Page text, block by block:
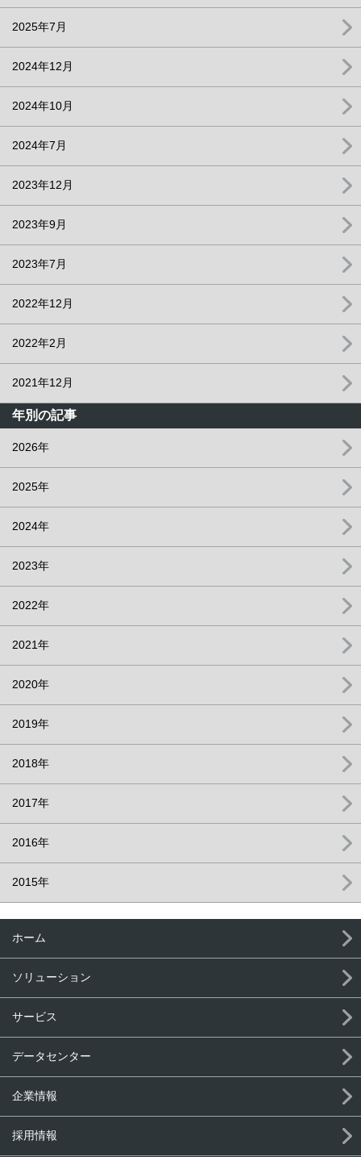
2025年7月
2024年12月
2024年10月
2024年7月
2023年12月
2023年9月
2023年7月
2022年12月
2022年2月
2021年12月
年別の記事
2026年
2025年
2024年
2023年
2022年
2021年
2020年
2019年
2018年
2017年
2016年
2015年
ホーム
ソリューション
サービス
データセンター
企業情報
採用情報